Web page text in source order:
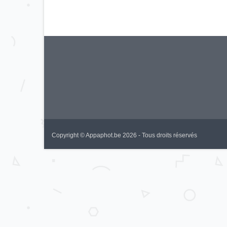
Copyright © Appaphot.be 2026 - Tous droits réservés